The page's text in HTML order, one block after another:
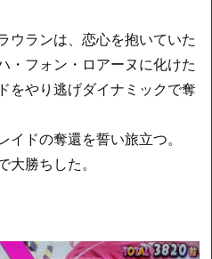
ウランは、恋心を抱いていた
・フォン・ロアーヌに化けた
をやり逃げダイナミックで奪
ドの奪還を誓い旅立つ。
勝ちした。